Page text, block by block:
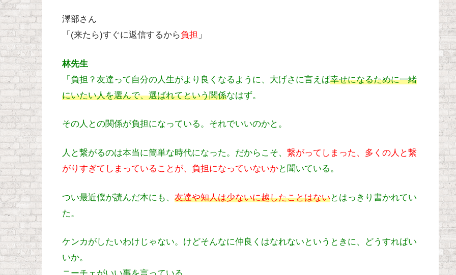
澤部さん
「(来たら)すぐに返信するから負担 」
林先生
「負担？友達って自分の人生がより良くなるように、大げさに言えば幸せになるために一緒
にいたい人を選んで、選ばれてという関係なはず。
その人との関係が負担になっている。それでいいのかと。
人と繋がるのは本当に簡単な時代になった。だからこそ、 繋がってしまった、多くの人と繋
がりすぎてしまっていることが、負担になっていないかと聞いている。
つい最近僕が読んだ本にも、 友達や知人は少ないに越したことはないとはっきり書かれてい
た。
ケンカがしたいわけじゃない。けどそんなに仲良くはなれないというときに、どうすればい
いか。